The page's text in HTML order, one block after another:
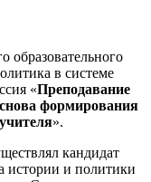
образовательного
в системе
«Преподавание
формирования
».
кандидат
истории и политики